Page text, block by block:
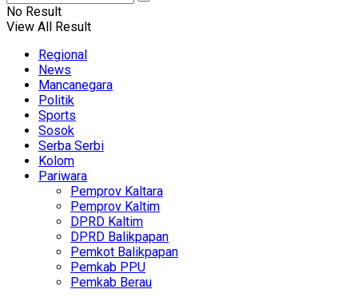
No Result
View All Result
Regional
News
Mancanegara
Politik
Sports
Sosok
Serba Serbi
Kolom
Pariwara
Pemprov Kaltara
Pemprov Kaltim
DPRD Kaltim
DPRD Balikpapan
Pemkot Balikpapan
Pemkab PPU
Pemkab Berau